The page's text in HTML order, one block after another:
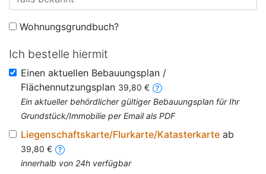
Wohnungsgrundbuch?
Ich bestelle hiermit
Einen aktuellen Bebauungsplan /
Flächennutzungsplan 39,80 €
Ein aktueller behördlicher gültiger Bebauungsplan für Ihr
Grundstück/Immobilie per Email als PDF
Liegenschaftskarte/Flurkarte/Katasterkarte ab
39,80 €
innerhalb von 24h verfügbar